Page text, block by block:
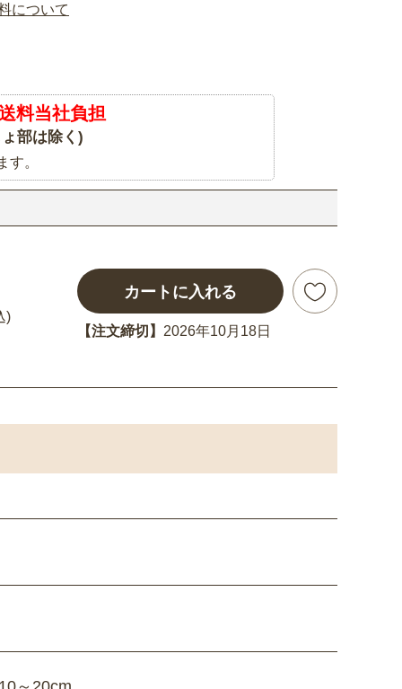
について
料当社負担
部は除く)
。
)
カートに入れる
【注文締切】 2026年10月18日